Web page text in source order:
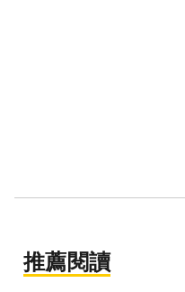
推薦閱讀